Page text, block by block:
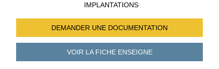
IMPLANTATIONS
DEMANDER UNE DOCUMENTATION
VOIR LA FICHEENSEIGNE